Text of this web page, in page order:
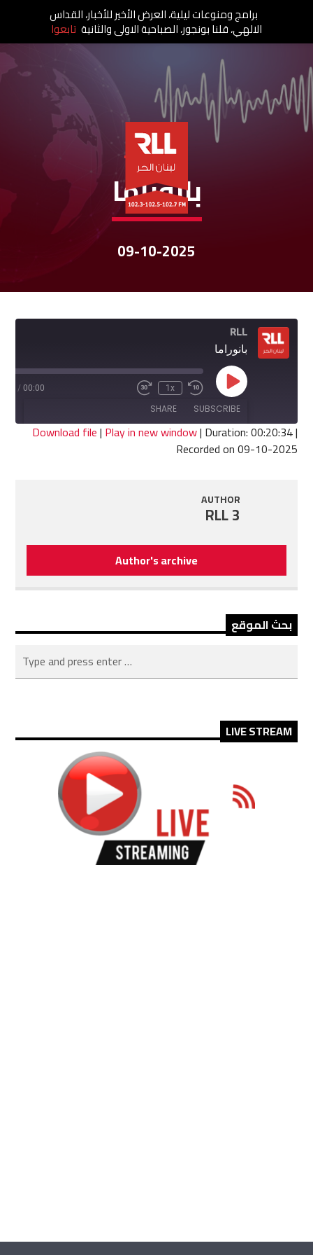
نشرات الأخبار
بانوراما
09-10-2025
RLL
بانوراما
Play
Episode
Rewind
10
Seconds
1x
Fast
seconds
00:00
/
SUBSCRIBE
SHARE
SHARE
Download file| Play in new window| Duration: 00:20:34|
Recorded on 09-10-2025
AUTHOR
RLL 3
Author's archive
بحث الموقع
LIVE STREAM
برامج ومنوعات ليلية، العرض الأخير للأخبار، القداس
الالهي، قلنا بونجور، الصباحية الاولى والثانية تابعوا